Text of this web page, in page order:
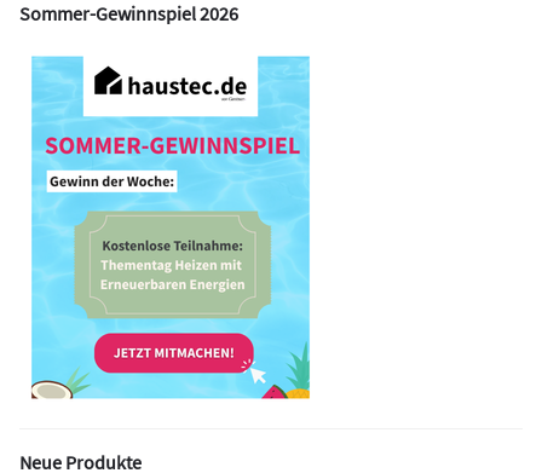
Sommer-Gewinnspiel 2026
Neue Produkte